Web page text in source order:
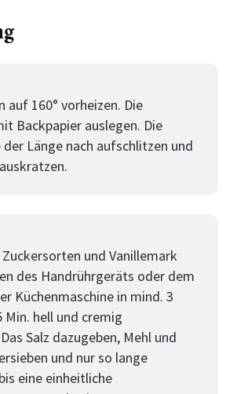
auf 160° vorheizen. Die
Backpapier auslegen. Die
Länge nach aufschlitzen und
und Vanillemark
des Handrührgeräts oder dem
Küchenmaschine in mind. 3
Min. hell und cremig
Salz dazugeben, Mehl und
und nur so lange
eine einheitliche